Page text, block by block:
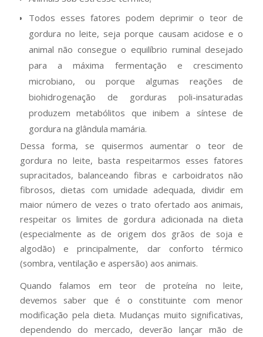
Todos esses fatores podem deprimir o teor de
gordura no leite, seja porque causam acidose e o
animal não consegue o equilíbrio ruminal desejado
para a máxima fermentação e crescimento
microbiano, ou porque algumas reações de
biohidrogenação de gorduras poli-insaturadas
produzem metabólitos que inibem a síntese de
gordura na glândula mamária.
Dessa forma, se quisermos aumentar o teor de
gordura no leite, basta respeitarmos esses fatores
supracitados, balanceando fibras e carboidratos não
fibrosos, dietas com umidade adequada, dividir em
maior número de vezes o trato ofertado aos animais,
respeitar os limites de gordura adicionada na dieta
(especialmente as de origem dos grãos de soja e
algodão) e principalmente, dar conforto térmico
(sombra, ventilação e aspersão) aos animais.
Quando falamos em teor de proteína no leite,
devemos saber que é o constituinte com menor
modificação pela dieta. Mudanças muito significativas,
dependendo do mercado, deverão lançar mão de